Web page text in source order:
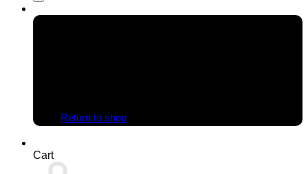
Return to shop
Cart